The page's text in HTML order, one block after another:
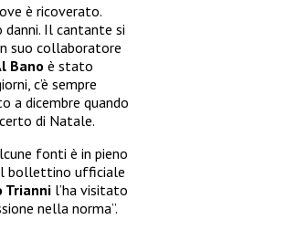
è ricoverato.
Il cantante si
suo collaboratore
Bano è stato
c’è sempre
a dicembre quando
di Natale.
fonti è in pieno
il bollettino ufficiale
Trianni l’ha visitato
nella norma”.